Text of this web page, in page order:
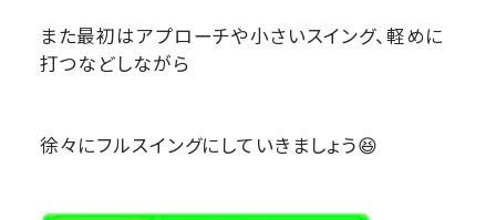
また最初はアプローチや小さいスイング、軽めに
打つなどしながら
徐々にフルスイングにしていきましょう😆